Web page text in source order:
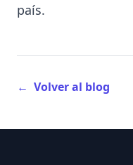
país.
← Volver al blog